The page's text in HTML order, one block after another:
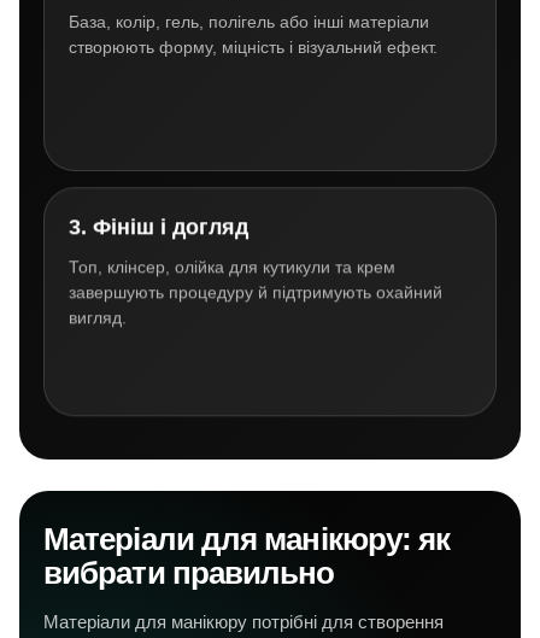
База, колір, гель, полігель або інші матеріали
створюють форму, міцність і візуальний ефект.
3. Фініш і догляд
Топ, клінсер, олійка для кутикули та крем
завершують процедуру й підтримують охайний
вигляд.
Матеріали для манікюру: як
вибрати правильно
Матеріали для манікюру потрібні для створення